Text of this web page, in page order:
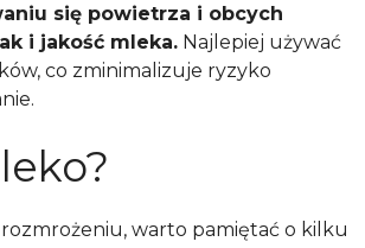
się powietrza i obcych
i jakość mleka. Najlepiej używać
co zminimalizuje ryzyko
warto pamiętać o kilku